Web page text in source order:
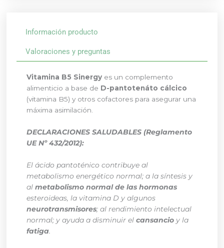
Información producto
Valoraciones y preguntas
Vitamina B5 Sinergy es un complemento
alimenticio a base de D-pantotenáto cálcico
(vitamina B5) y otros cofactores para asegurar una
máxima asimilación.
DECLARACIONES SALUDABLES (Reglamento
UE Nº 432/2012):
El ácido pantoténico contribuye al
metabolismo energético normal; a la síntesis y
almetabolismo normal de las hormonas
esteroideas, la vitamina D y algunos
neurotransmisores; al rendimiento intelectual
normal; y ayuda a disminuir elcansancio y la
fatiga.